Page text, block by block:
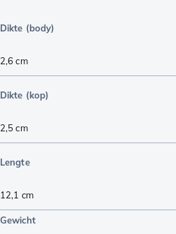
Dikte (body)
2,6cm
Dikte (kop)
2,5cm
Lengte
12,1 cm
Gewicht